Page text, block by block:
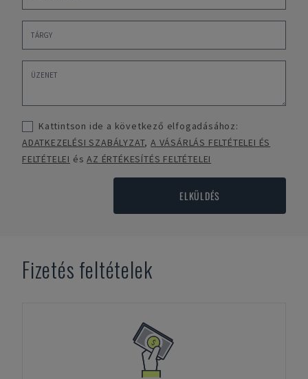
Kattintson ide a következő elfogadásához:
ADATKEZELÉSI SZABÁLYZAT,A VÁSÁRLÁS FELTÉTELEI ÉS
FELTÉTELEI ésAZ ÉRTÉKESÍTÉS FELTÉTELEI
ELKÜLDÉS
Fizetés feltételek